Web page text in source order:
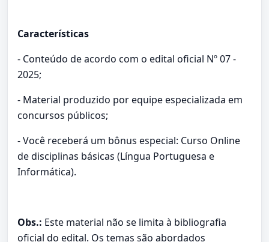
Características
- Conteúdo de acordo com o edital oficial Nº 07 -
2025;
- Material produzido por equipe especializada em
concursos públicos;
- Você receberá um bônus especial: Curso Online
de disciplinas básicas (Língua Portuguesa e
Informática).
Obs.: Este material não se limita à bibliografia
oficial do edital. Os temas são abordados